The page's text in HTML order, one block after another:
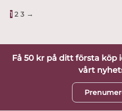
1 2 3 →
Få 50 kr på ditt första köp
vårt